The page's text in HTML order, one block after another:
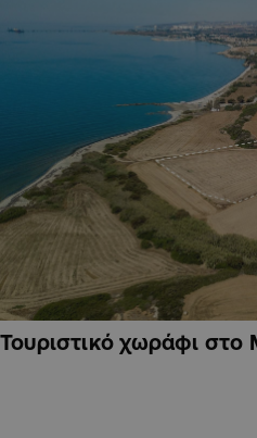
Τουριστικό χωράφι